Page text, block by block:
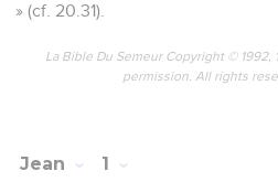
» (cf. 20.31).
La Bible Du Semeur Copyright © 1992,
permission. All rights
Jean 1